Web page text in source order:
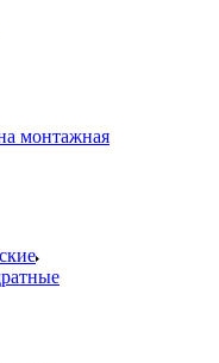
монтажная